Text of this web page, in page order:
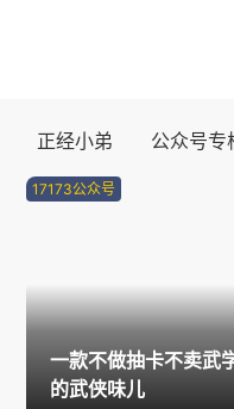
正经小弟 公众号专
17173公众号
一款不做抽卡不卖武
的武侠味儿